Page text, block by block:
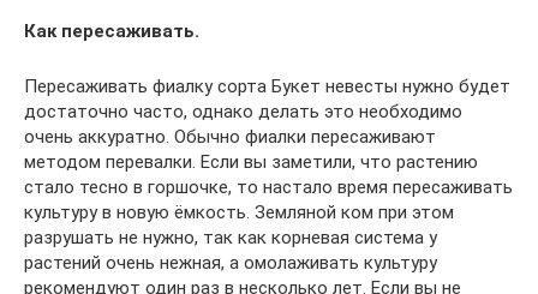
Как пересаживать.
Пересаживать фиалку сорта Букет невесты нужно будет
достаточно часто, однако делать это необходимо
очень аккуратно. Обычно фиалки пересаживают
методом перевалки. Если вы заметили, что растению
стало тесно в горшочке, то настало время пересаживать
культуру в новую ёмкость. Земляной ком при этом
разрушать не нужно, так как корневая система у
растений очень нежная, а омолаживать культуру
рекомендуют один раз в несколько лет. Если вы не